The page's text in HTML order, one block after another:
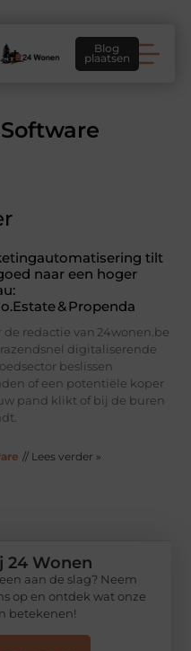
Blog
plaatsen
tilt
naar een hoger
& Propenda
de redactie van 24wonen.be
razendsnel digitaliserende
beslissen
of een potentiële koper
pand klikt of bij de buren
// Lees verder »
24 Wonen
aan de slag? Neem
op en ontdek wat onze
betekenen!